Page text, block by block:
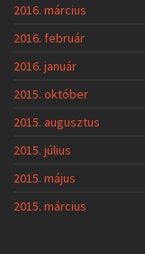
2016. március
2016. február
2016. január
2015. október
2015. augusztus
2015. július
2015. május
2015. március